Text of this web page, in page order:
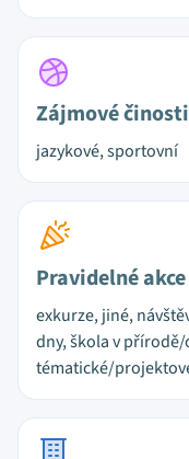
Zájmové činosti
jazykové, sportovní
Pravidelné
exkurze, jiné,
dny, škola v
tématické/